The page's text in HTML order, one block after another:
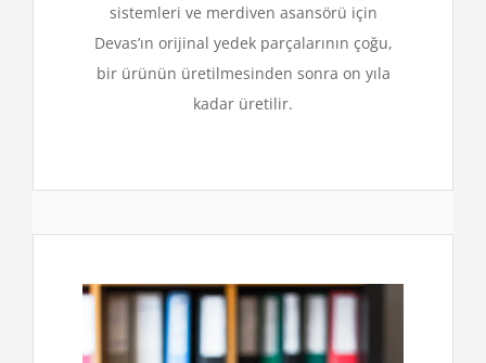
sistemleri ve merdiven asansörü için
Devas’ın orijinal yedek parçalarının çoğu,
bir ürünün üretilmesinden sonra on yıla
kadar üretilir.